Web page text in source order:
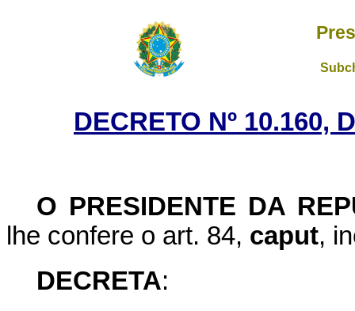
DECRETO Nº 10.160,
O PRESIDENTE DA
lhe confere o art. 84, caput,
DECRETA: